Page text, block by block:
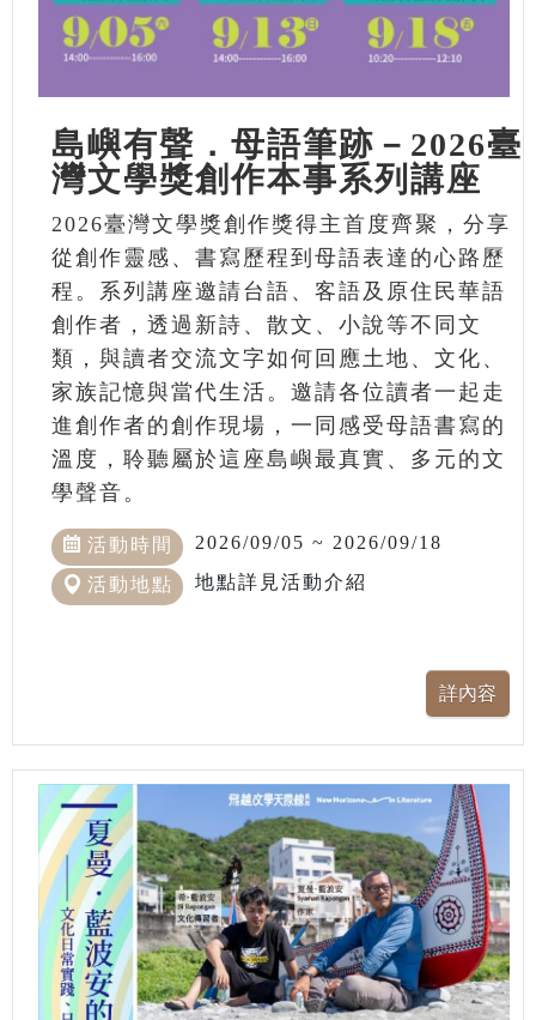
島嶼有聲．母語筆跡－2026臺
灣文學獎創作本事系列講座
2026臺灣文學獎創作獎得主首度齊聚，分享
從創作靈感、書寫歷程到母語表達的心路歷
程。系列講座邀請台語、客語及原住民華語
創作者，透過新詩、散文、小說等不同文
類，與讀者交流文字如何回應土地、文化、
家族記憶與當代生活。邀請各位讀者一起走
進創作者的創作現場，一同感受母語書寫的
溫度，聆聽屬於這座島嶼最真實、多元的文
學聲音。
活動時間 2026/09/05 ~ 2026/09/18
活動地點 地點詳見活動介紹